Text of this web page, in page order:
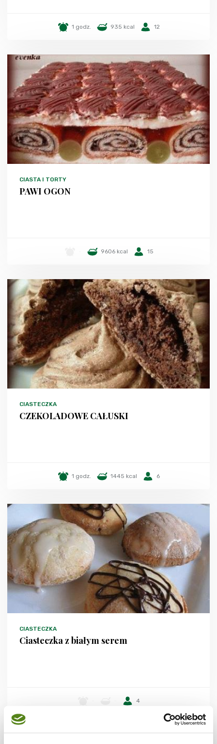
1 godz. 935 kcal 12
CIASTA I TORTY
PAWI OGON
9606 kcal 15
CIASTECZKA
CZEKOLADOWE CAŁUSKI
1 godz. 1445 kcal 6
CIASTECZKA
Ciasteczka z białym serem
4